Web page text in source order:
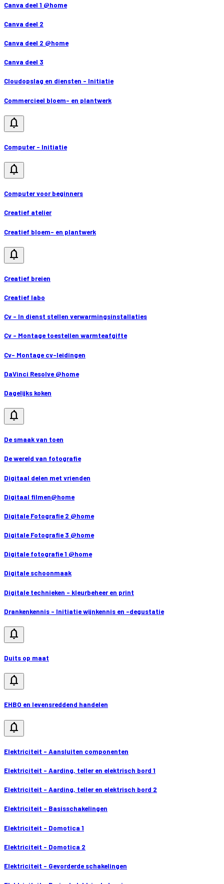
Canva deel 1 @home
Canva deel 2
Canva deel 2 @home
Canva deel 3
Cloudopslag en diensten - Initiatie
Commercieel bloem- en plantwerk
notifications
Computer - Initiatie
notifications
Computer voor beginners
Creatief atelier
Creatief bloem- en plantwerk
notifications
Creatief breien
Creatief labo
Cv - In dienst stellen verwarmingsinstallaties
Cv - Montage toestellen warmteafgifte
Cv- Montage cv-leidingen
DaVinci Resolve @home
Dagelijks koken
notifications
De smaak van toen
De wereld van fotografie
Digitaal delen met vrienden
Digitaal filmen@home
Digitale Fotografie 2 @home
Digitale Fotografie 3 @home
Digitale fotografie 1 @home
Digitale schoonmaak
Digitale technieken - kleurbeheer en print
Drankenkennis - Initiatie wijnkennis en -degustatie
notifications
Duits op maat
notifications
EHBO en levensreddend handelen
notifications
Elektriciteit - Aansluiten componenten
Elektriciteit - Aarding, teller en elektrisch bord 1
Elektriciteit - Aarding, teller en elektrisch bord 2
Elektriciteit - Basisschakelingen
Elektriciteit - Domotica 1
Elektriciteit - Domotica 2
Elektriciteit - Gevorderde schakelingen